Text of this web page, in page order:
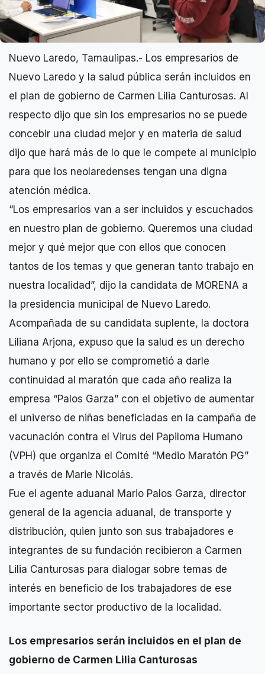
Nuevo Laredo, Tamaulipas.- Los empresarios de
Nuevo Laredo y la salud pública serán incluidos en
el plan de gobierno de Carmen Lilia Canturosas. Al
respecto dijo que sin los empresarios no se puede
concebir una ciudad mejor y en materia de salud
dijo que hará más de lo que le compete al municipio
para que los neolaredenses tengan una digna
atención médica.
“Los empresarios van a ser incluidos y escuchados
en nuestro plan de gobierno. Queremos una ciudad
mejor y qué mejor que con ellos que conocen
tantos de los temas y que generan tanto trabajo en
nuestra localidad”, dijo la candidata de MORENA a
la presidencia municipal de Nuevo Laredo.
Acompañada de su candidata suplente, la doctora
Liliana Arjona, expuso que la salud es un derecho
humano y por ello se comprometió a darle
continuidad al maratón que cada año realiza la
empresa “Palos Garza” con el objetivo de aumentar
el universo de niñas beneficiadas en la campaña de
vacunación contra el Virus del Papiloma Humano
(VPH) que organiza el Comité “Medio Maratón PG”
a través de Marie Nicolás.
Fue el agente aduanal Mario Palos Garza, director
general de la agencia aduanal, de transporte y
distribución, quien junto son sus trabajadores e
integrantes de su fundación recibieron a Carmen
Lilia Canturosas para dialogar sobre temas de
interés en beneficio de los trabajadores de ese
importante sector productivo de la localidad.
Los empresarios serán incluidos en el plan de
gobierno de Carmen Lilia Canturosas